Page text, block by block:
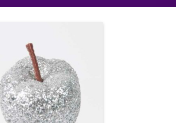
wenslijst